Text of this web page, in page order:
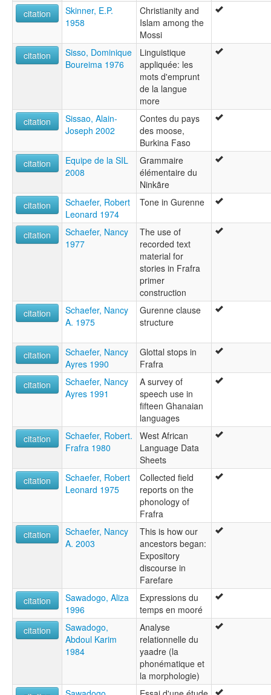
citation
Skinner, E.P.
1958
Christianity and
Islam among the
Mossi
citation
Sisso, Dominique
Boureima 1976
Linguistique
appliquée: les
mots d'emprunt
de la langue
more
citation
Sissao, Alain-
Joseph 2002
Contes du pays
des moose,
Burkina Faso
citation
Equipe de la SIL
2008
Grammaire
élémentaire du
Ninkãre
citation
Schaefer, Robert
Leonard 1974
Tone in Gurenne
citation
Schaefer, Nancy
1977
The use of
recorded text
material for
stories in Frafra
primer
construction
citation
Schaefer, Nancy
A. 1975
Gurenne clause
structure
citation
Schaefer, Nancy
Ayres 1990
Glottal stops in
Frafra
citation
Schaefer, Nancy
Ayres 1991
A survey of
speech use in
fifteen Ghanaian
languages
citation
Schaefer, Robert.
Frafra 1980
West African
Language Data
Sheets
citation
Schaefer, Robert
Leonard 1975
Collected field
reports on the
phonology of
Frafra
citation
Schaefer, Nancy
A. 2003
This is how our
ancestors began:
Expository
discourse in
Farefare
citation
Sawadogo, Aliza
1996
Expressions du
temps en mooré
citation
Sawadogo,
Abdoul Karim
1984
Analyse
relationnelle du
yaadre (la
phonématique et
la morphologie)